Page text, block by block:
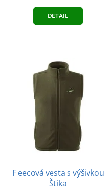
DETAIL
Fleecová vesta s výšivkou
Štika